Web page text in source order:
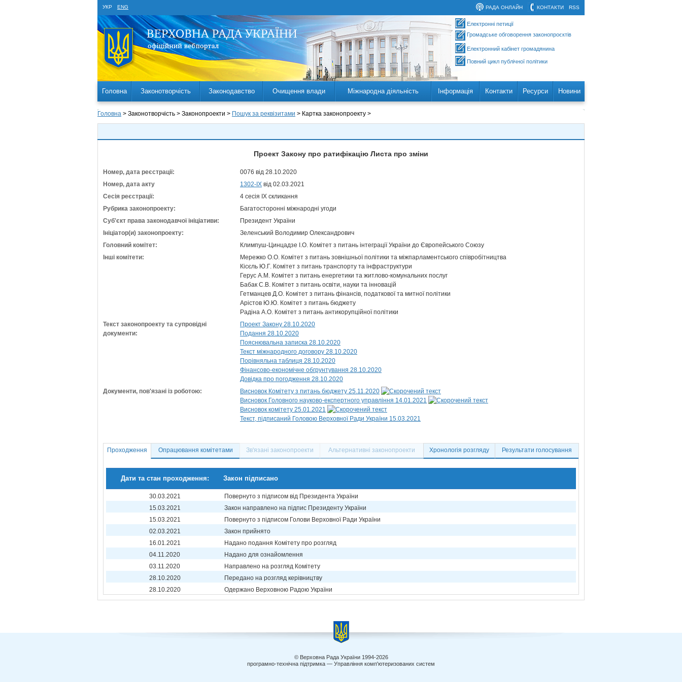
УКР ENG RSS
КОНТАКТИ
РАДА ОНЛАЙН
Електронні петиції
Громадське обговорення законопроєктів
Електронний кабінет громадянина
Повний цикл публічної політики
Головна Законотворчість Законодавство Очищення влади Міжнародна діяльність Інформація Контакти Ресурси Новини
Головна > Законотворчість > Законопроекти > Пошук за реквізитами > Картка законопроекту >
Проект Закону про ратифікацію Листа про зміни
Номер, дата реєстрації:
0076 від 28.10.2020
Номер, дата акту
1302-IX від 02.03.2021
Сесія реєстрації:
4 сесія IX скликання
Рубрика законопроекту:
Багатосторонні міжнародні угоди
Суб'єкт права законодавчої ініціативи:
Президент України
Ініціатор(и) законопроекту:
Зеленський Володимир Олександрович
Головний комітет:
Климпуш-Цинцадзе І.О. Комітет з питань інтеграції України до Європейського Союзу
Інші комітети:
Мережко О.О. Комітет з питань зовнішньої політики та міжпарламентського співробітництва
Кісєль Ю.Г. Комітет з питань транспорту та інфраструктури
Герус А.М. Комітет з питань енергетики та житлово-комунальних послуг
Бабак С.В. Комітет з питань освіти, науки та інновацій
Гетманцев Д.О. Комітет з питань фінансів, податкової та митної політики
Арістов Ю.Ю. Комітет з питань бюджету
Радіна А.О. Комітет з питань антикорупційної політики
Текст законопроекту та супровідні
документи:
Проект Закону 28.10.2020
Подання 28.10.2020
Пояснювальна записка 28.10.2020
Текст міжнародного договору 28.10.2020
Порівняльна таблиця 28.10.2020
Фінансово-економічне обгрунтування 28.10.2020
Довідка про погодження 28.10.2020
Документи, пов'язані із роботою:
Висновок Комітету з питань бюджету 25.11.2020
Висновок Головного науково-експертного управління 14.01.2021
Висновок комітету 25.01.2021
Текст, підписаний Головою Верховної Ради України 15.03.2021
Проходження Опрацювання комітетами Зв'язані законопроекти Альтернативні законопроекти Хронологія розгляду Результати голосування
Дати та стан проходження: Закон підписано
30.03.2021
Повернуто з підписом від Президента України
15.03.2021
Закон направлено на підпис Президенту України
15.03.2021
Повернуто з підписом Голови Верховної Ради України
02.03.2021
Закон прийнято
16.01.2021
Надано подання Комітету про розгляд
04.11.2020
Надано для ознайомлення
03.11.2020
Направлено на розгляд Комітету
28.10.2020
Передано на розгляд керівництву
28.10.2020
Одержано Верховною Радою України
© Верховна Рада України 1994-2026
програмно-технічна підтримка — Управління комп'ютеризованих систем